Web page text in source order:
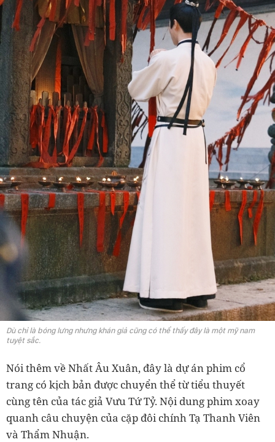
Dù chỉ là bóng lưng nhưng khán giả cũng có thể thấy đây là một mỹ nam
tuyệt sắc.
Nói thêm về Nhất Âu Xuân, đây là dự án phim cổ
trang có kịch bản được chuyển thể từ tiểu thuyết
cùng tên của tác giả Vưu Tứ Tỷ. Nội dung phim xoay
quanh câu chuyện của cặp đôi chính Tạ Thanh Viên
và Thẩm Nhuận.